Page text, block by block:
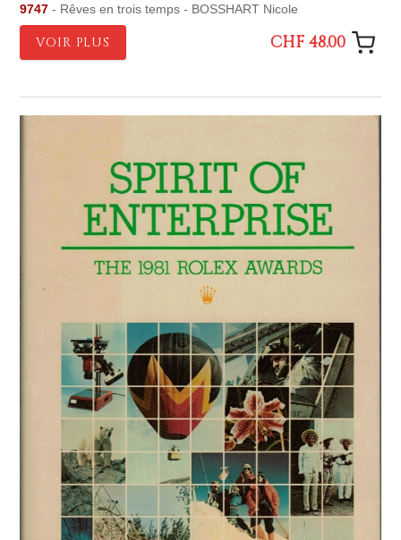
9747 - Rêves en trois temps - BOSSHART Nicole
VOIR PLUS CHF 48.00